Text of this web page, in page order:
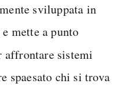
sviluppata in
mette a punto
affrontare sistemi
spaesato chi si trova